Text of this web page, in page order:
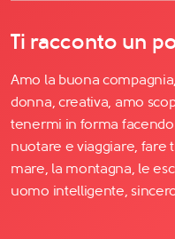
Ti racconto un
Amo la buona
donna, creativa, amo
tenermi in forma
nuotare e viaggiare, fare
mare, la montagna, le
uomo intelligente,